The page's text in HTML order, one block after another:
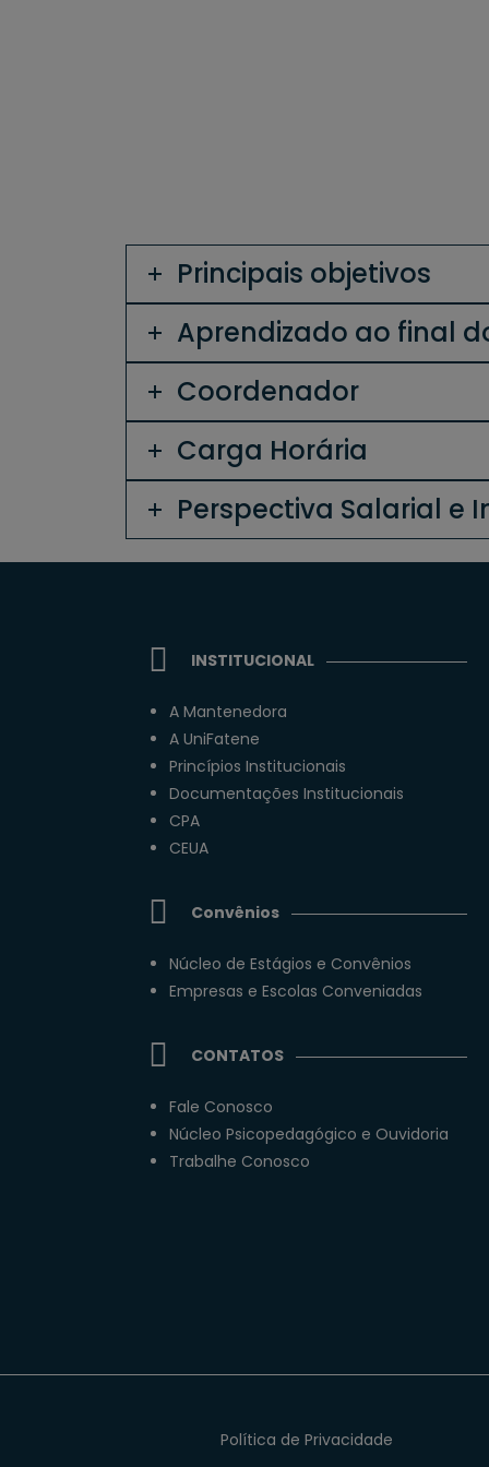
Principais objetivos
Aprendizado ao final
Coordenador
Carga Horária
Perspectiva Salarial e
INSTITUCIONAL
A Mantenedora
A UniFatene
Princípios Institucionais
Documentações Institucionais
CPA
CEUA
Convênios
Núcleo de Estágios e Convênios
Empresas e Escolas Conveniadas
CONTATOS
Fale Conosco
Núcleo Psicopedagógico e Ouvidoria
Trabalhe Conosco
Política de Privacidade